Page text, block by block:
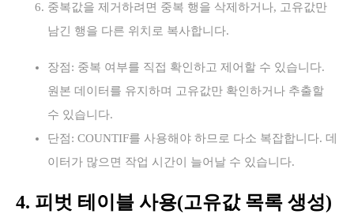
중복값을 제거하려면 중복 행을 삭제하거나, 고유값만
남긴 행을 다른 위치로 복사합니다.
장점: 중복 여부를 직접 확인하고 제어할 수 있습니다.
원본 데이터를 유지하며 고유값만 확인하거나 추출할
수 있습니다.
단점: COUNTIF를 사용해야 하므로 다소 복잡합니다. 데
이터가 많으면 작업 시간이 늘어날 수 있습니다.
4. 피벗 테이블 사용(고유값 목록 생성)